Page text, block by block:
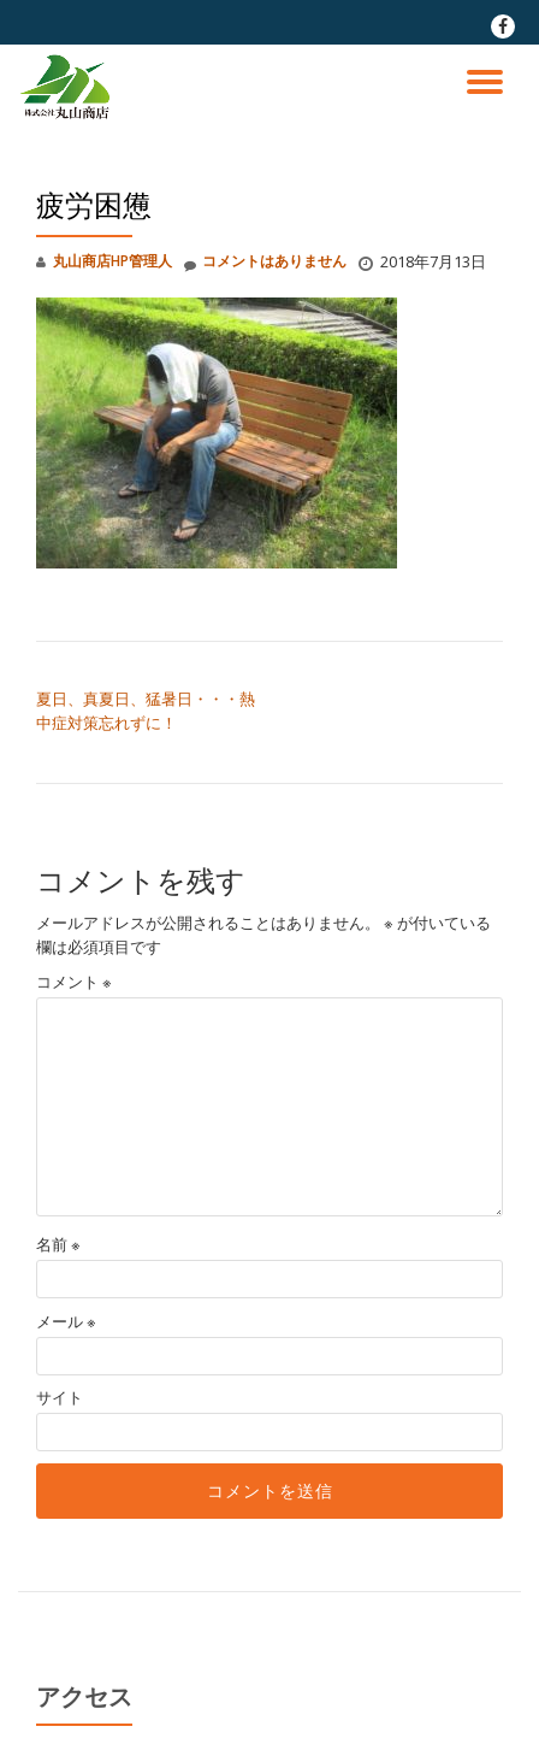
fa-
ナ
疲労困憊
丸山商店HP管理人 2018年7月13日
コメントはありません
夏日、真夏日、猛暑日・・・熱
中症対策忘れずに！
コメントを残す
メールアドレスが公開されることはありません。 ※ が付いている
欄は必須項目です
コメント ※
名前※
メール※
サイト
アクセス